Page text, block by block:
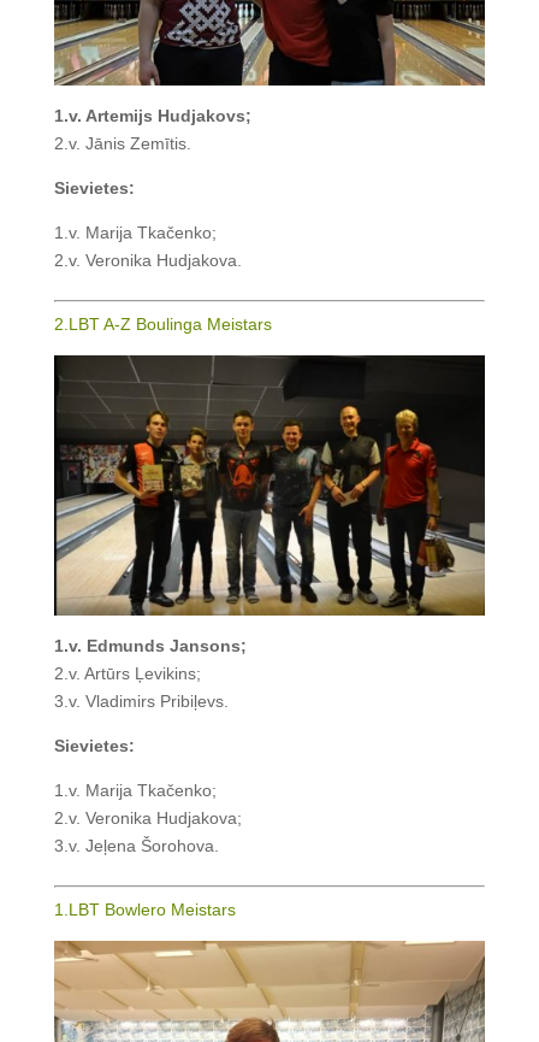
1.v. Artemijs Hudjakovs;
2.v. Jānis Zemītis.
Sievietes:
1.v. Marija Tkačenko;
2.v. Veronika Hudjakova.
2.LBT A-Z Boulinga Meistars
1.v. Edmunds Jansons;
2.v. Artūrs Ļevikins;
3.v. Vladimirs Pribiļevs.
Sievietes:
1.v. Marija Tkačenko;
2.v. Veronika Hudjakova;
3.v. Jeļena Šorohova.
1.LBT Bowlero Meistars